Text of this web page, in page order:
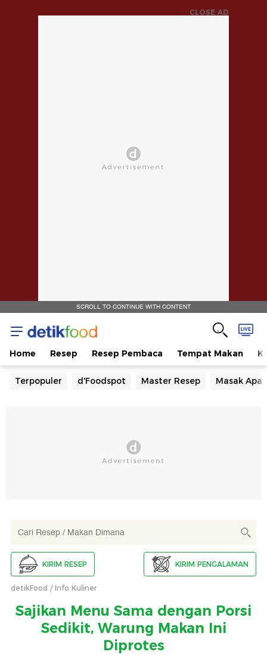
CLOSE AD
SCROLL TO CONTINUE WITH CONTENT
Home Resep Resep Pembaca Tempat Makan
Terpopuler d'Foodspot Master Resep Masak Apa
KIRIM RESEP KIRIM PENGALAMAN
detikFood Info Kuliner
Sajikan Menu Sama dengan Porsi
Sedikit, Warung Makan Ini
Diprotes